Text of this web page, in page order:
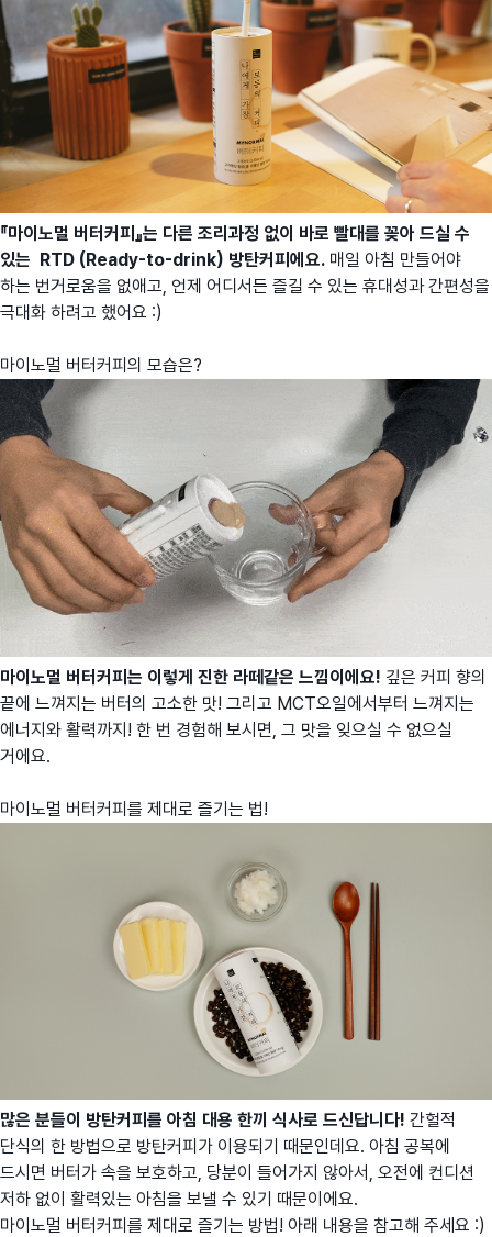
『마이노멀 버터커피』는 다른 조리과정 없이 바로 빨대를 꽂아 드실 수
있는 RTD (Ready-to-drink) 방탄커피에요. 매일 아침 만들어야
하는 번거로움을 없애고, 언제 어디서든 즐길 수 있는 휴대성과 간편성을
극대화 하려고 했어요 :)
마이노멀 버터커피의 모습은?
마이노멀 버터커피는 이렇게 진한 라떼같은 느낌이에요! 깊은 커피 향의
끝에 느껴지는 버터의 고소한 맛! 그리고 MCT오일에서부터 느껴지는
에너지와 활력까지! 한 번 경험해 보시면, 그 맛을 잊으실 수 없으실
거에요.
마이노멀 버터커피를 제대로 즐기는 법!
많은 분들이 방탄커피를 아침 대용 한끼 식사로 드신답니다! 간헐적
단식의 한 방법으로 방탄커피가 이용되기 때문인데요. 아침 공복에
드시면 버터가 속을 보호하고, 당분이 들어가지 않아서, 오전에 컨디션
저하 없이 활력있는 아침을 보낼 수 있기 때문이에요.
마이노멀 버터커피를 제대로 즐기는 방법! 아래 내용을 참고해 주세요 :)